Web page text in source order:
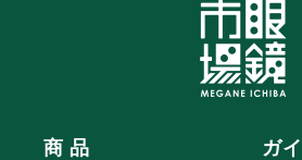
商 品 ガ